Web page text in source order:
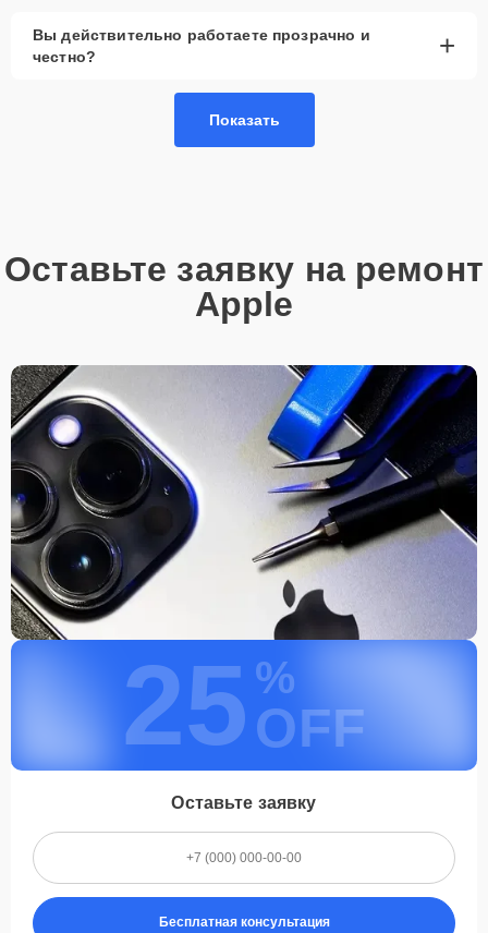
Вы действительно работаете прозрачно и
честно?
+
Показать
Оставьте заявку на ремонт
Apple
25 %
OFF
Оставьте заявку
Бесплатная консультация